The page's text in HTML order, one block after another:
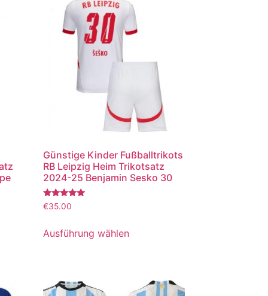
Günstige Kinder Fußballtrikots
RB Leipzig Heim Trikotsatz
2024-25 Benjamin Sesko 30
Bewertet
mit
von 5
€35.00
Ausführung wählen